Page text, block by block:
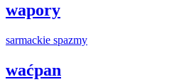
wapory
sarmackie spazmy
waćpan